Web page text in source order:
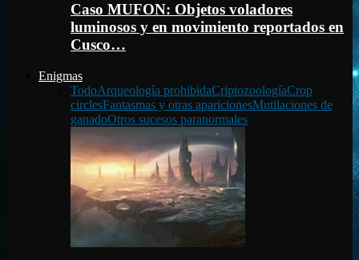
Caso MUFON: Objetos voladores
luminosos y en movimiento reportados en
Cusco…
Enigmas
TodoArqueología prohibidaCriptozoologíaCrop
circlesFantasmas y otras aparicionesMutilaciones de
ganadoOtros sucesos paranormales